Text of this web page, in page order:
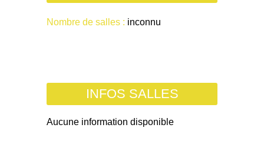
Nombre de salles : inconnu
INFOS SALLES
Aucune information disponible